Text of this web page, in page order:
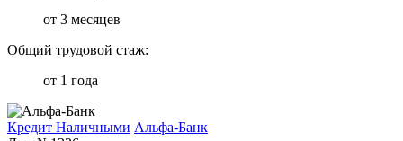
от 3 месяцев
Общий трудовой стаж:
от 1 года
Кредит Наличными Альфа-Банк